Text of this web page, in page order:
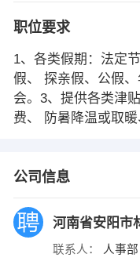
职位要求
1、各类假期：法定
假、 探亲假、公假
会。3、提供各类津
费、 防暑降温或取
公司信息
河南省安阳市
联系人： 人事部